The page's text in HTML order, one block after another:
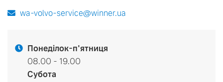
wa-volvo-service@winner.ua
Понеділок-п'ятниця
08.00 - 19.00
Субота